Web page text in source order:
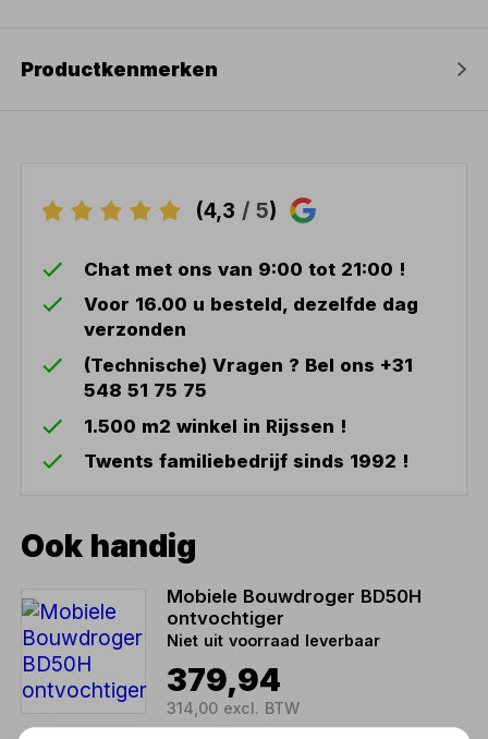
Productkenmerken
(4,3 / 5)
Chat met ons van 9:00 tot 21:00 !
Voor 16.00 u besteld, dezelfde dag
verzonden
(Technische) Vragen ? Bel ons +31
548 51 75 75
1.500 m2 winkel in Rijssen !
Twents familiebedrijf sinds 1992 !
Ook handig
Mobiele Bouwdroger BD50H
ontvochtiger
Niet uit voorraad leverbaar
379,94
314,00 excl. BTW